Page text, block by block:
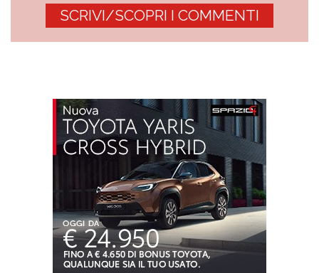
SCRIVI/SCOPRI I COMMENTI